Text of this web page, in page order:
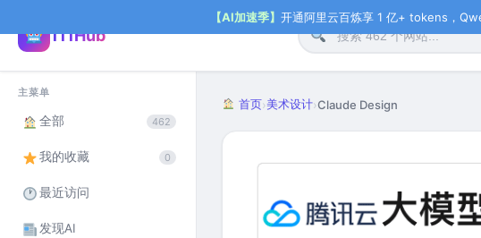
【AI加速季】 开通阿里云百炼享 1 亿+ tokens，
111Hub
主菜单
全部 462
我的收藏 0
最近访问
发现AI
首页›美术设计›Claude Design